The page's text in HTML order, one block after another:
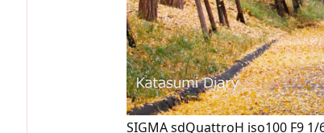
SIGMA sdQuattroH iso100 F9 1/